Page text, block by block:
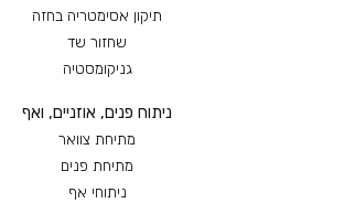
תיקון אסימטריה בחזה
שחזור שד
גניקומסטיה
ניתוח פנים, אוזניים, ואף
מתיחת צוואר
מתיחת פנים
ניתוחי אף